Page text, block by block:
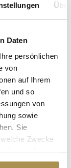
Daten
persönlichen
von
auf Ihrem
und so
von
sowie
Sie
Zwecke
das Privacy